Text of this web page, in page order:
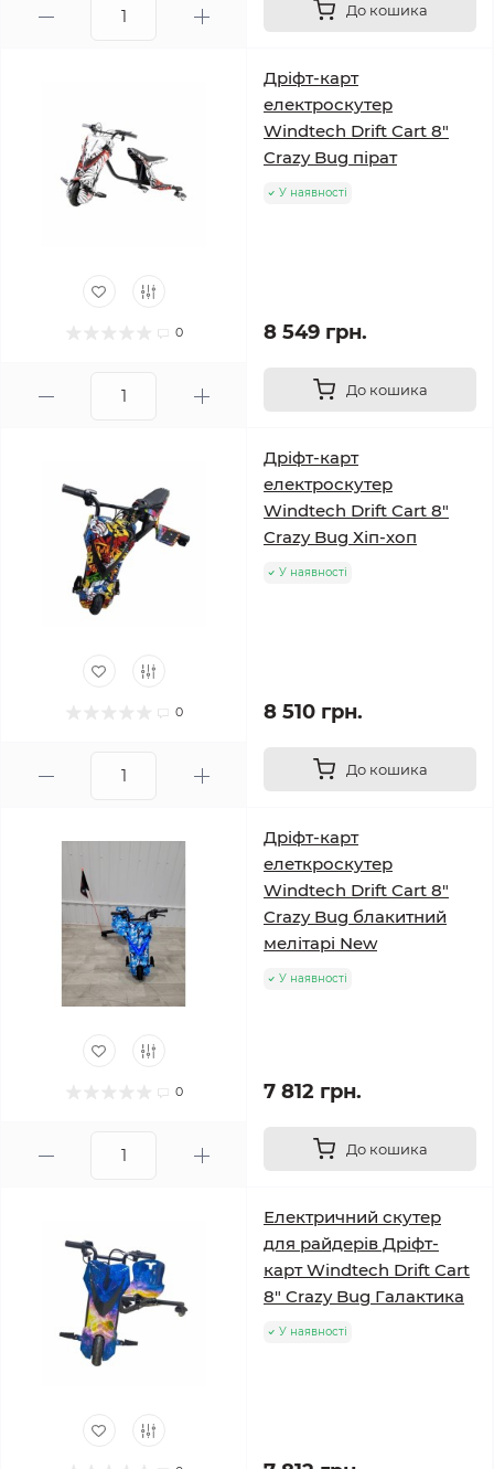
До кошика
0
Дріфт-карт
електроскутер
Windtech Drift Cart 8″
Crazy Bug пірат
У наявності
8 549 грн.
До кошика
0
Дріфт-карт
електроскутер
Windtech Drift Cart 8″
Crazy Bug Хіп-хоп
У наявності
8 510 грн.
До кошика
0
Дріфт-карт
елеткроскутер
Windtech Drift Cart 8″
Crazy Bug блакитний
мелітарі New
У наявності
7 812 грн.
До кошика
Електричний скутер
для райдерів Дріфт-
карт Windtech Drift Cart
8″ Crazy Bug Галактика
У наявності